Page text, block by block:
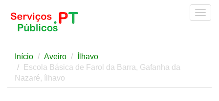
Início Aveiro
Ílhavo
Escola Básica de Farol da Barra, Gafanha da
Nazaré, ílhavo